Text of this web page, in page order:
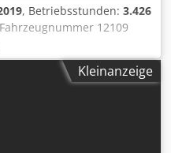
, Betriebsstunden: 3.426
12109
Cedpsy T Uh Nsfx
Kleinanzeige